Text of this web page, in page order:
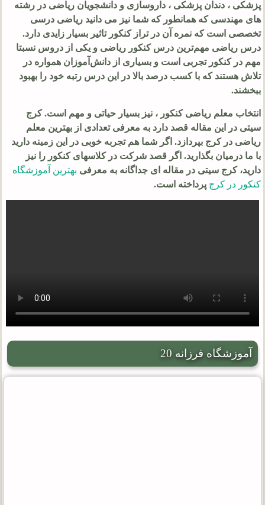
پزشکی ، دندان پزشکی ، داروسازی و دانشجویان ریاضی در رشته
های مهندسی که همانطور که شما نیز می دانید ریاضی درسی
تخصصی است که نمره آن در تراز کنکور تاثیر بسیار زایدی دارد.
درس ریاضی مهم‌ترین درس کنکور ریاضی و یکی از دروس نسبتا
مهم در کنکور تجربی است و بسیاری از دانش‌آموزان همواره در
تلاش هستند که با کسب درصد بالا در این درس رتبه خود را بهبود
ببخشند.
انتخاب معلم ریاضی کنکور ، نیز بسیار حیاتی و مهم است. کرج
سیتی در این مقاله قصد دارد به معرفی تعدادی از بهترین معلم
ریاضی در کرج بپردازد. اگر شما هم تجربه خوبی در این زمینه دارید
با ما درمیان بگذارید. اگر قصد شرکت در کلاسهای کنکور را نیز
دارید، کرج سیتی در مقاله ای جداگانه به معرفی بهترین آموزشگاه
کنکور در کرج پرداخته است.
آموزشگاه فرزانه 20